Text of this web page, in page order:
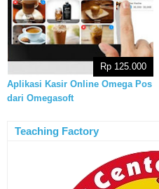
Aplikasi Kasir Online Omega Pos
dari Omegasoft
Rp 125.000
Teaching Factory